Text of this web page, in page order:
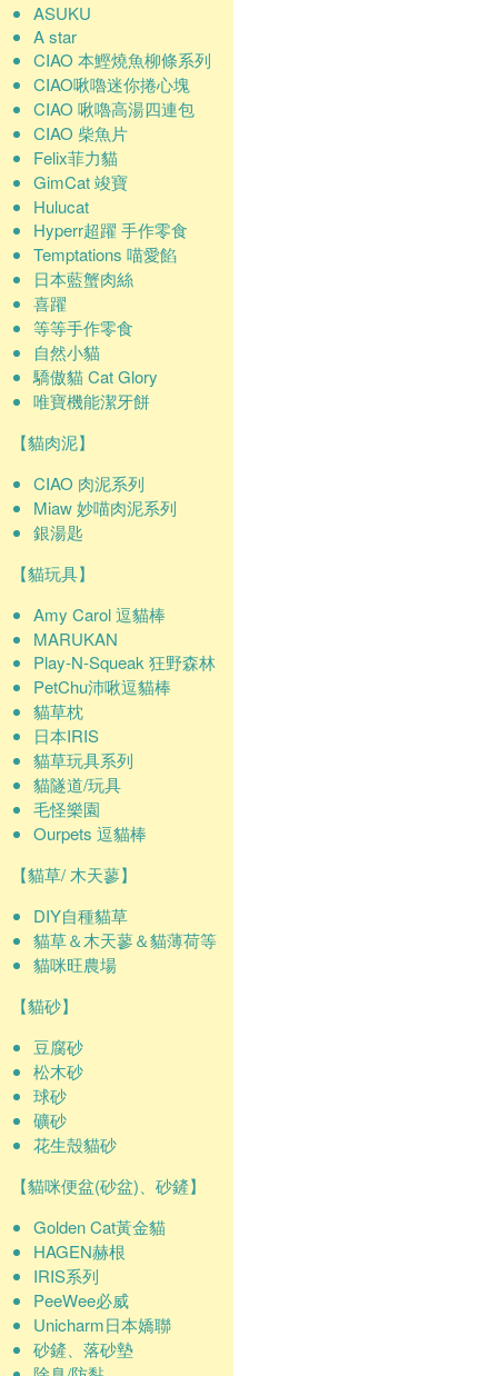
ASUKU
A star
CIAO 本鰹燒魚柳條系列
CIAO啾嚕迷你捲心塊
CIAO 啾嚕高湯四連包
CIAO 柴魚片
Felix菲力貓
GimCat 竣寶
Hulucat
Hyperr超躍 手作零食
Temptations 喵愛餡
日本藍蟹肉絲
喜躍
等等手作零食
自然小貓
驕傲貓 Cat Glory
唯寶機能潔牙餅
【貓肉泥】
CIAO 肉泥系列
Miaw 妙喵肉泥系列
銀湯匙
【貓玩具】
Amy Carol 逗貓棒
MARUKAN
Play-N-Squeak 狂野森林
PetChu沛啾逗貓棒
貓草枕
日本IRIS
貓草玩具系列
貓隧道/玩具
毛怪樂園
Ourpets 逗貓棒
【貓草/ 木天蓼】
DIY自種貓草
貓草＆木天蓼＆貓薄荷等
貓咪旺農場
【貓砂】
豆腐砂
松木砂
球砂
礦砂
花生殼貓砂
【貓咪便盆(砂盆)、砂鏟】
Golden Cat黃金貓
HAGEN赫根
IRIS系列
PeeWee必威
Unicharm日本嬌聯
砂鏟、落砂墊